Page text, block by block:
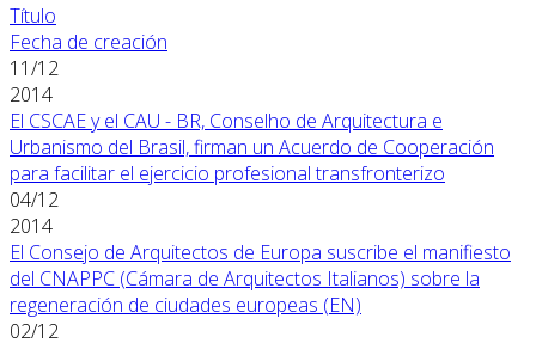
Título
Fecha de creación
11/12
2014
El CSCAE y el CAU - BR, Conselho de Arquitectura e
Urbanismo del Brasil, firman un Acuerdo de Cooperación
para facilitar el ejercicio profesional transfronterizo
04/12
2014
El Consejo de Arquitectos de Europa suscribe el manifiesto
del CNAPPC (Cámara de Arquitectos Italianos) sobre la
regeneración de ciudades europeas (EN)
02/12